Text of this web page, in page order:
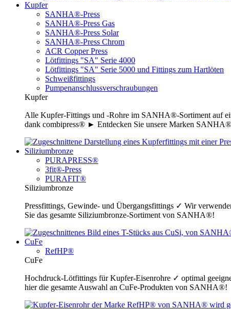
Kupfer
SANHA®-Press
SANHA®-Press Gas
SANHA®-Press Solar
SANHA®-Press Chrom
ACR Copper Press
Lötfittings "SA" Serie 4000
Lötfittings "SA" Serie 5000 und Fittings zum Hartlöten
Schweißfittings
Pumpenanschlussverschraubungen
Kupfer
Alle Kupfer-Fittings und -Rohre im SANHA®-Sortiment auf
dank combipress® ► Entdecken Sie unsere Marken
Siliziumbronze
PURAPRESS®
3fit®-Press
PURAFIT®
Siliziumbronze
Pressfittings, Gewinde- und Übergangsfittings ✓ Wir
Sie das gesamte Siliziumbronze-Sortiment von SANHA®!
CuFe
RefHP®
CuFe
Hochdruck-Lötfittings für Kupfer-Eisenrohre ✓ optimal
hier die gesamte Auswahl an CuFe-Produkten von SANHA®!